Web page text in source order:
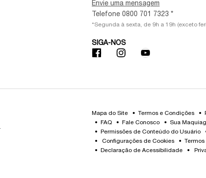
Envie uma mensagem
Telefone 0800 701 7323 *
*Segunda à sexta, de 9h a 19h (exceto
SIGA-NOS
Mapa do Site Termos e Condições
FAQ
Fale Conosco
Sua
Permissões de Conteúdo do Usuário
Configurações de Cookies
Termos
Declaração de Acessibilidade